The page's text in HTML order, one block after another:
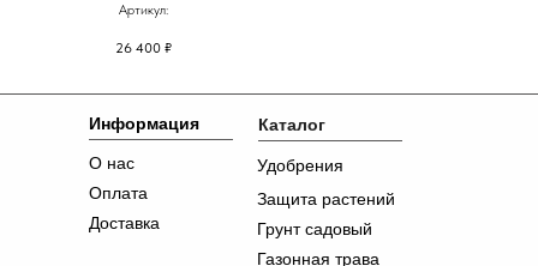
Артикул:
26 400 ₽
Информация
Каталог
О нас
Оплата
Доставка
Удобрения
Защита растений
Грунт садовый
Газонная трава